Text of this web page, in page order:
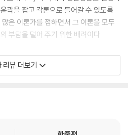
곽을 잡고 각론으로 들어갈 수 있도록
은 이론가를 접하면서 그 이론을 모두
부담을 덜어 주기 위한 배려이다.
설명하기에 유용한 ‘성격이론’으로 구
사회복지 분야에서의 중요도 및 활용도
이론에 해당하는 정신분석이론(제3
이론(제7장), 인본주의이론(제8장)을
리뷰 더보기